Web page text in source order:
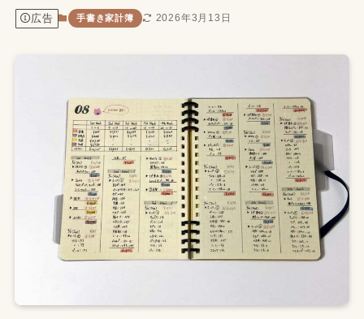
広告 手書き家計簿 2026年3月13日